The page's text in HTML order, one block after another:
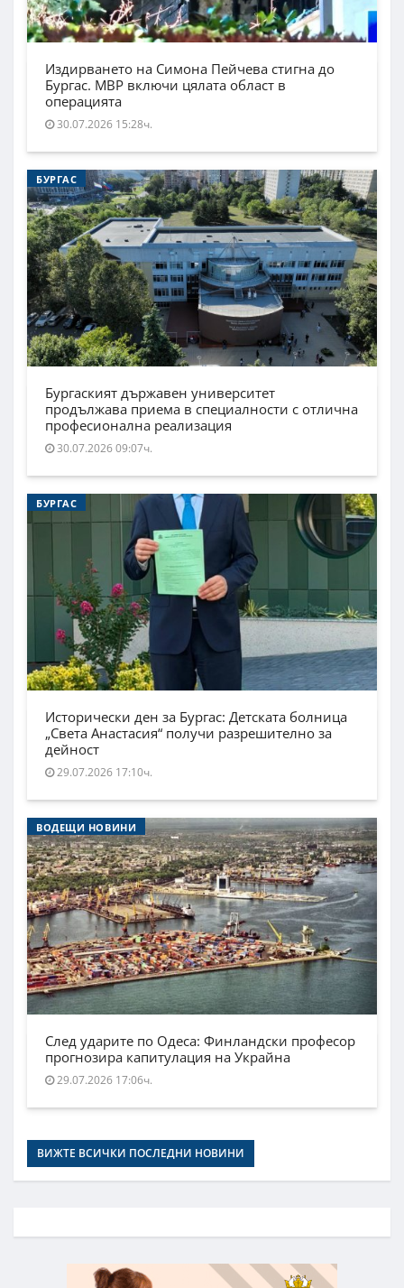
Издирването на Симона Пейчева стигна до
Бургас. МВР включи цялата област в
операцията
30.07.2026 15:28ч.
БУРГАС
Бургаският държавен университет
продължава приема в специалности с отлична
професионална реализация
30.07.2026 09:07ч.
БУРГАС
Исторически ден за Бургас: Детската болница
„Света Анастасия“ получи разрешително за
дейност
29.07.2026 17:10ч.
ВОДЕЩИ НОВИНИ
След ударите по Одеса: Финландски професор
прогнозира капитулация на Украйна
29.07.2026 17:06ч.
ВИЖТЕ ВСИЧКИ ПОСЛЕДНИ НОВИНИ